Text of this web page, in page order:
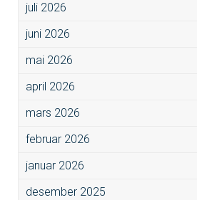
juli 2026
juni 2026
mai 2026
april 2026
mars 2026
februar 2026
januar 2026
desember 2025